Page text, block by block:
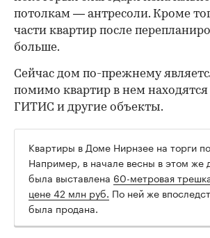
потолкам — антресоли. Кроме
части квартир после
больше.
Сейчас дом по-прежнему
помимо квартир в нем
ГИТИС и другие объекты.
Квартиры в Доме Нирнзее на торги
Например, в начале весны в этом же
была выставлена 60-метровая
цене 42 млн руб. По ней же
была продана.